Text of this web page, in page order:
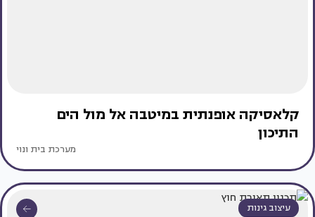
קלאסיקה אופנתית במיטבה אל מול הים
התיכון
מערכת בית ונוי
עיצוב גינות